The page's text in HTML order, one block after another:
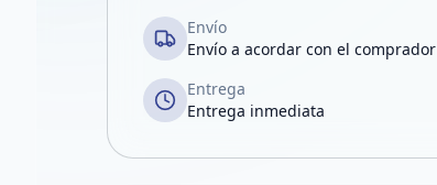
Envío
Envío a acordar con el comprador
Entrega
Entrega inmediata